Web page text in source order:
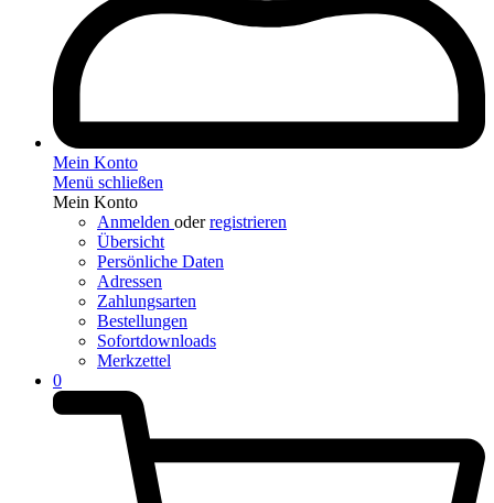
Mein Konto
Menü schließen
Mein Konto
Anmelden oderregistrieren
Übersicht
Persönliche Daten
Adressen
Zahlungsarten
Bestellungen
Sofortdownloads
Merkzettel
0